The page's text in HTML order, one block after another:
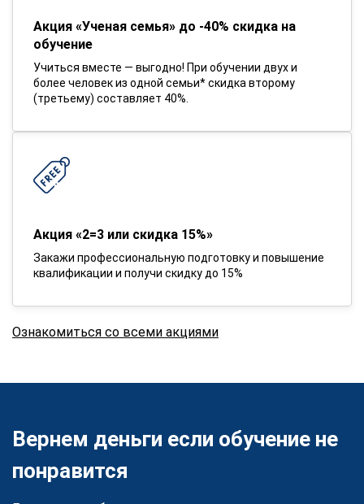
Акция «Ученая семья» до -40% скидка на
обучение
Учиться вместе — выгодно! При обучении двух и
более человек из одной семьи* скидка второму
(третьему) составляет 40%.
Акция «2=3 или скидка 15%»
Закажи профессиональную подготовку и повышение
квалификации и получи скидку до 15%
Ознакомиться со всеми акциями
Вернем деньги если обучение не
понравится